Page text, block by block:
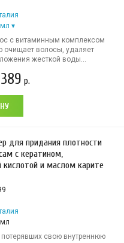
с витаминным комплексом
очищает волосы, удаляет
жесткой воды...
р.
для придания плотности
с кератином,
кислотой и маслом карите
свою внутреннюю